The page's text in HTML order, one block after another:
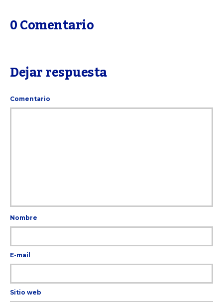
0 Comentario
Dejar respuesta
Comentario
Nombre
E-mail
Sitio web